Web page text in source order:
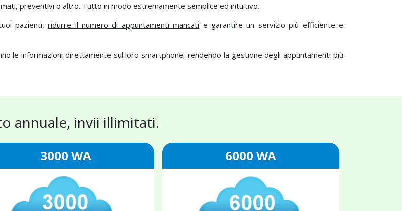
preventivi o altro. Tutto in modo estremamente semplice ed intuitivo.
pazienti,ridurre il numero di appuntamenti mancati e garantire un servizio più efficiente e
le informazioni direttamente sul loro smartphone, rendendo la gestione degli appuntamenti più
annuale, invii illimitati.
3000 WA 6000 WA